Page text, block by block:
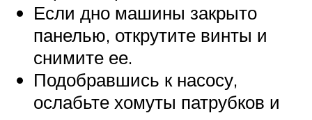
Если дно машины закрыто
панелью, открутите винты и
снимите ее.
Подобравшись к насосу,
ослабьте хомуты патрубков и